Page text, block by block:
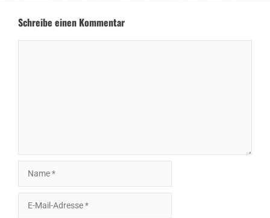
Schreibe einen Kommentar
Mail-